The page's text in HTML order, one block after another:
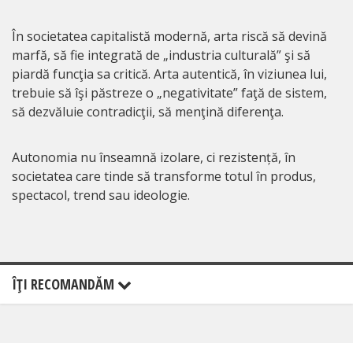
În societatea capitalistă modernă, arta riscă să devină
marfă, să fie integrată de „industria culturală” şi să
piardă funcţia sa critică. Arta autentică, în viziunea lui,
trebuie să îşi păstreze o „negativitate” faţă de sistem,
să dezvăluie contradicţii, să menţină diferenţa.
Autonomia nu înseamnă izolare, ci rezistență, în
societatea care tinde să transforme totul în produs,
spectacol, trend sau ideologie.
ÎŢI RECOMANDĂM